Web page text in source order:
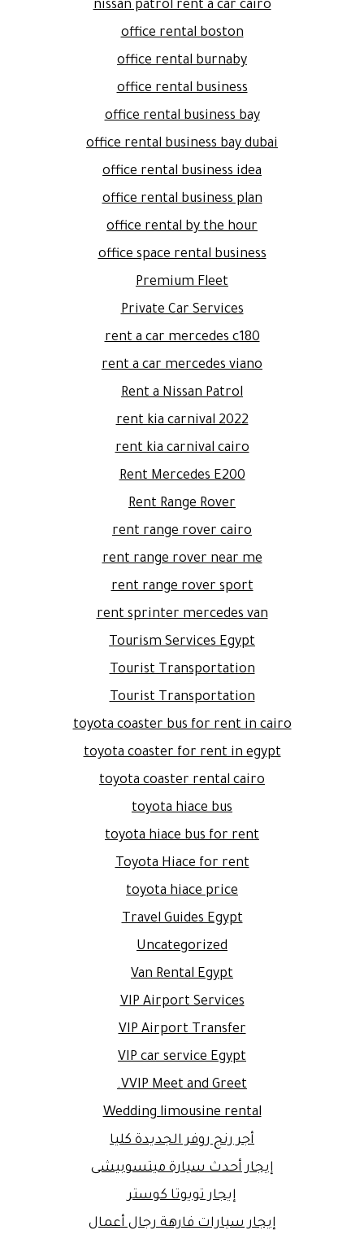
nissan patrol rent a car cairo
office rental boston
office rental burnaby
office rental business
office rental business bay
office rental business bay dubai
office rental business idea
office rental business plan
office rental by the hour
office space rental business
Premium Fleet
Private Car Services
rent a car mercedes c180
rent a car mercedes viano
Rent a Nissan Patrol
rent kia carnival 2022
rent kia carnival cairo
Rent Mercedes E200
Rent Range Rover
rent range rover cairo
rent range rover near me
rent range rover sport
rent sprinter mercedes van
Tourism Services Egypt
Tourist Transportation
Tourist Transportation
toyota coaster bus for rent in cairo
toyota coaster for rent in egypt
toyota coaster rental cairo
toyota hiace bus
toyota hiace bus for rent
Toyota Hiace for rent
toyota hiace price
Travel Guides Egypt
Uncategorized
Van Rental Egypt
VIP Airport Services
VIP Airport Transfer
VIP car service Egypt
VVIP Meet and Greet.
Wedding limousine rental
أجر رنج روفر الجديدة كليا
إيجار أحدث سيارة ميتسوبيشى
إيجار تويوتا كوستر
إيجار سيارات فارهة رجال أعمال